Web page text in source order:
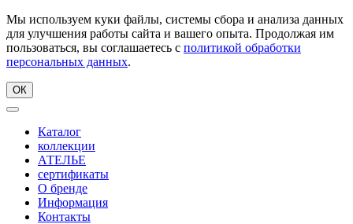
Мы используем куки файлы, системы сбора и анализа данных
для улучшения работы сайта и вашего опыта. Продолжая им
пользоваться, вы соглашаетесь с политикой обработки
персональных данных.
ОК
Каталог
коллекции
АТЕЛЬЕ
сертификаты
О бренде
Информация
Контакты